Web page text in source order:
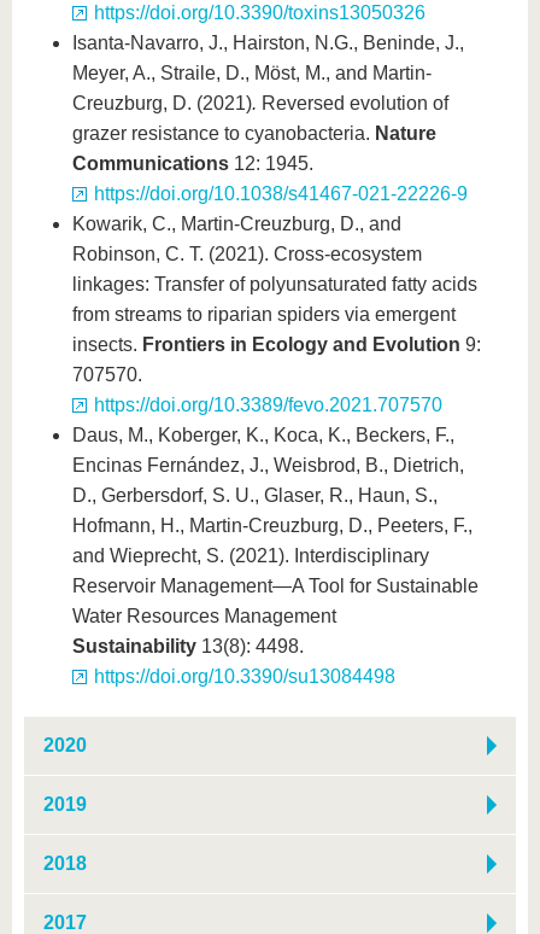
https://doi.org/10.3390/toxins13050326
Isanta-Navarro, J., Hairston, N.G., Beninde, J.,
Meyer, A., Straile, D., Möst, M., and Martin-
Creuzburg, D. (2021). Reversed evolution of
grazer resistance to cyanobacteria. Nature
Communications 12: 1945.
https://doi.org/10.1038/s41467-021-22226-9
Kowarik, C., Martin-Creuzburg, D., and
Robinson, C. T. (2021). Cross-ecosystem
linkages: Transfer of polyunsaturated fatty acids
from streams to riparian spiders via emergent
insects. Frontiers in Ecology and Evolution 9:
707570.
https://doi.org/10.3389/fevo.2021.707570
Daus, M., Koberger, K., Koca, K., Beckers, F.,
Encinas Fernández, J., Weisbrod, B., Dietrich,
D., Gerbersdorf, S. U., Glaser, R., Haun, S.,
Hofmann, H., Martin-Creuzburg, D., Peeters, F.,
and Wieprecht, S. (2021). Interdisciplinary
Reservoir Management—A Tool for Sustainable
Water Resources Management
Sustainability 13(8): 4498.
https://doi.org/10.3390/su13084498
2020
2019
2018
2017